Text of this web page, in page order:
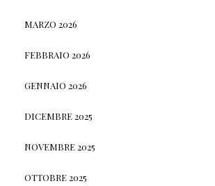
MARZO 2026
FEBBRAIO 2026
GENNAIO 2026
DICEMBRE 2025
NOVEMBRE 2025
OTTOBRE 2025